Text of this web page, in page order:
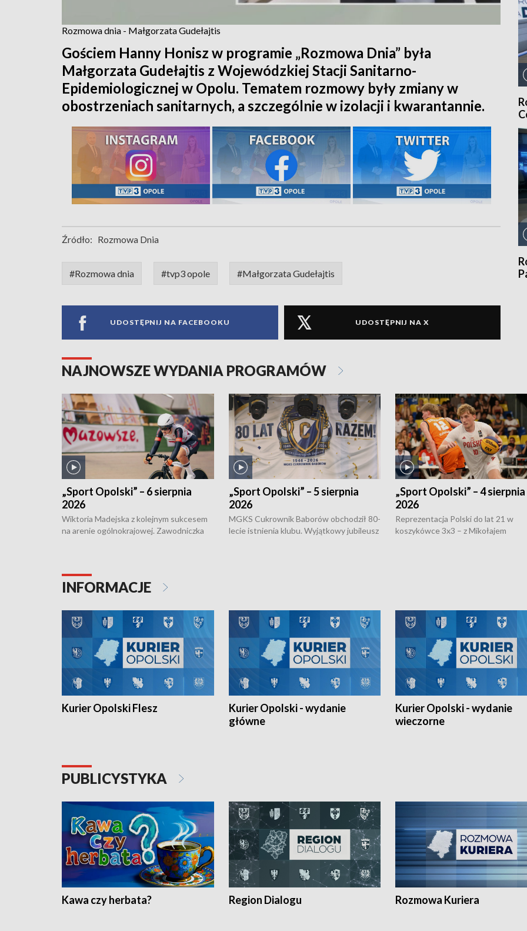
Rozmowa dnia - Małgorzata Gudełajtis
Gościem Hanny Honisz w programie „Rozmowa Dnia” była
Małgorzata Gudełajtis z Wojewódzkiej Stacji Sanitarno-
Epidemiologicznej w Opolu. Tematem rozmowy były zmiany w
obostrzeniach sanitarnych, a szczególnie w izolacji i kwarantannie.
Źródło: Rozmowa Dnia
#Rozmowa dnia #tvp3 opole #Małgorzata Gudełajtis
UDOSTĘPNIJ NA FACEBOOKU UDOSTĘPNIJ NA X
NAJNOWSZE WYDANIA PROGRAMÓW
„Sport Opolski” – 6 sierpnia
2026
Wiktoria Madejska z kolejnym sukcesem
na arenie ogólnokrajowej. Zawodniczka
torowym.
„Sport Opolski” – 5 sierpnia
2026
MGKS Cukrownik Baborów obchodził 80-
lecie istnienia klubu. Wyjątkowy jubileusz
„Sport Opolski” – 4 sierpnia
2026
Reprezentacja Polski do lat 21 w
koszykówce 3x3 – z Mikołajem
INFORMACJE
Kurier Opolski Flesz
Kurier Opolski - wydanie
główne
Kurier Opolski - wydanie
wieczorne
PUBLICYSTYKA
Kawa czy herbata? Region Dialogu Rozmowa Kuriera